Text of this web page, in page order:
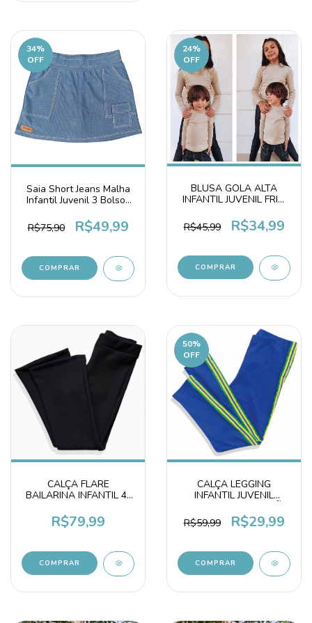
34%
OFF
Saia Short Jeans Malha
Infantil Juvenil 3 Bolsos
R$75,90
R$49,99
COMPRAR
24%
OFF
BLUSA GOLA ALTA
INFANTIL JUVENIL FRIO
CAPPUCCINO
R$45,99 R$34,99
COMPRAR
CALÇA FLARE
BAILARINA INFANTIL 4-
PRETA
R$79,99
COMPRAR
50%
OFF
CALÇA LEGGING
INFANTIL JUVENIL
PREMIUM
R$59,99 R$29,99
COMPRAR